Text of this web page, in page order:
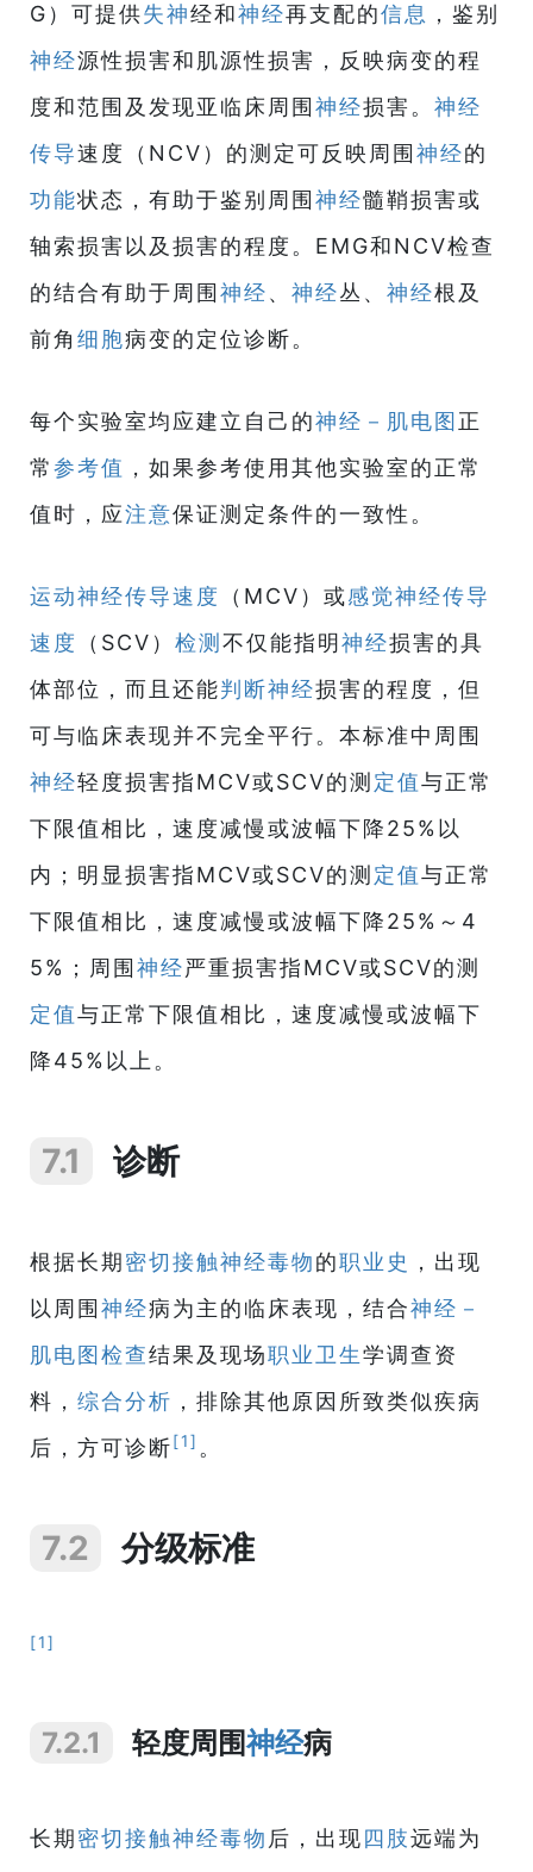
G）可提供失神经和神经再支配的信息 ，鉴别
神经源性损害和肌源性损害，反映病变的程
度和范围及发现亚临床周围 神经损害。 神经
传导速度（NCV）的测定可反映周围 神经的
功能状态，有助于鉴别周围 神经髓鞘损害或
轴索损害以及损害的程度。EMG和NCV检查
的结合有助于周围 神经、 神经丛、 神经根及
前角 细胞病变的定位诊断。
每个实验室均应建立自己的神经－肌电图 正
常参考值 ，如果参考使用其他实验室的正常
值时，应注意保证测定条件的一致性。
运动神经传导速度 （MCV）或感觉神经传导
速度
（SCV） 检测 不仅能指明 神经损害的具
体部位，而且还能判断神经损害的程度，但
可与临床表现并不完全平行。本标准中周围
神经轻度损害指MCV或SCV的测 定值与正常
下限值相比，速度减慢或波幅下降25%以
内；明显损害指MCV或SCV的测 定值与正常
下限值相比，速度减慢或波幅下降25%～4
5%；周围 神经严重损害指MCV或SCV的测
定值与正常下限值相比，速度减慢或波幅下
降45%以上。
7.1 诊断
根据长期密切接触神经毒物的职业史
，出现
以周围 神经病为主的临床表现，结合神经－
肌电图 检查结果及现场职业卫生学调查资
料， 综合分析 ，排除其他原因所致类似疾病
后，方可诊断[1] 。
7.2 分级标准
[1]
7.2.1 轻度周围神经病
长期密切接触神经毒物 后，出现四肢远端为